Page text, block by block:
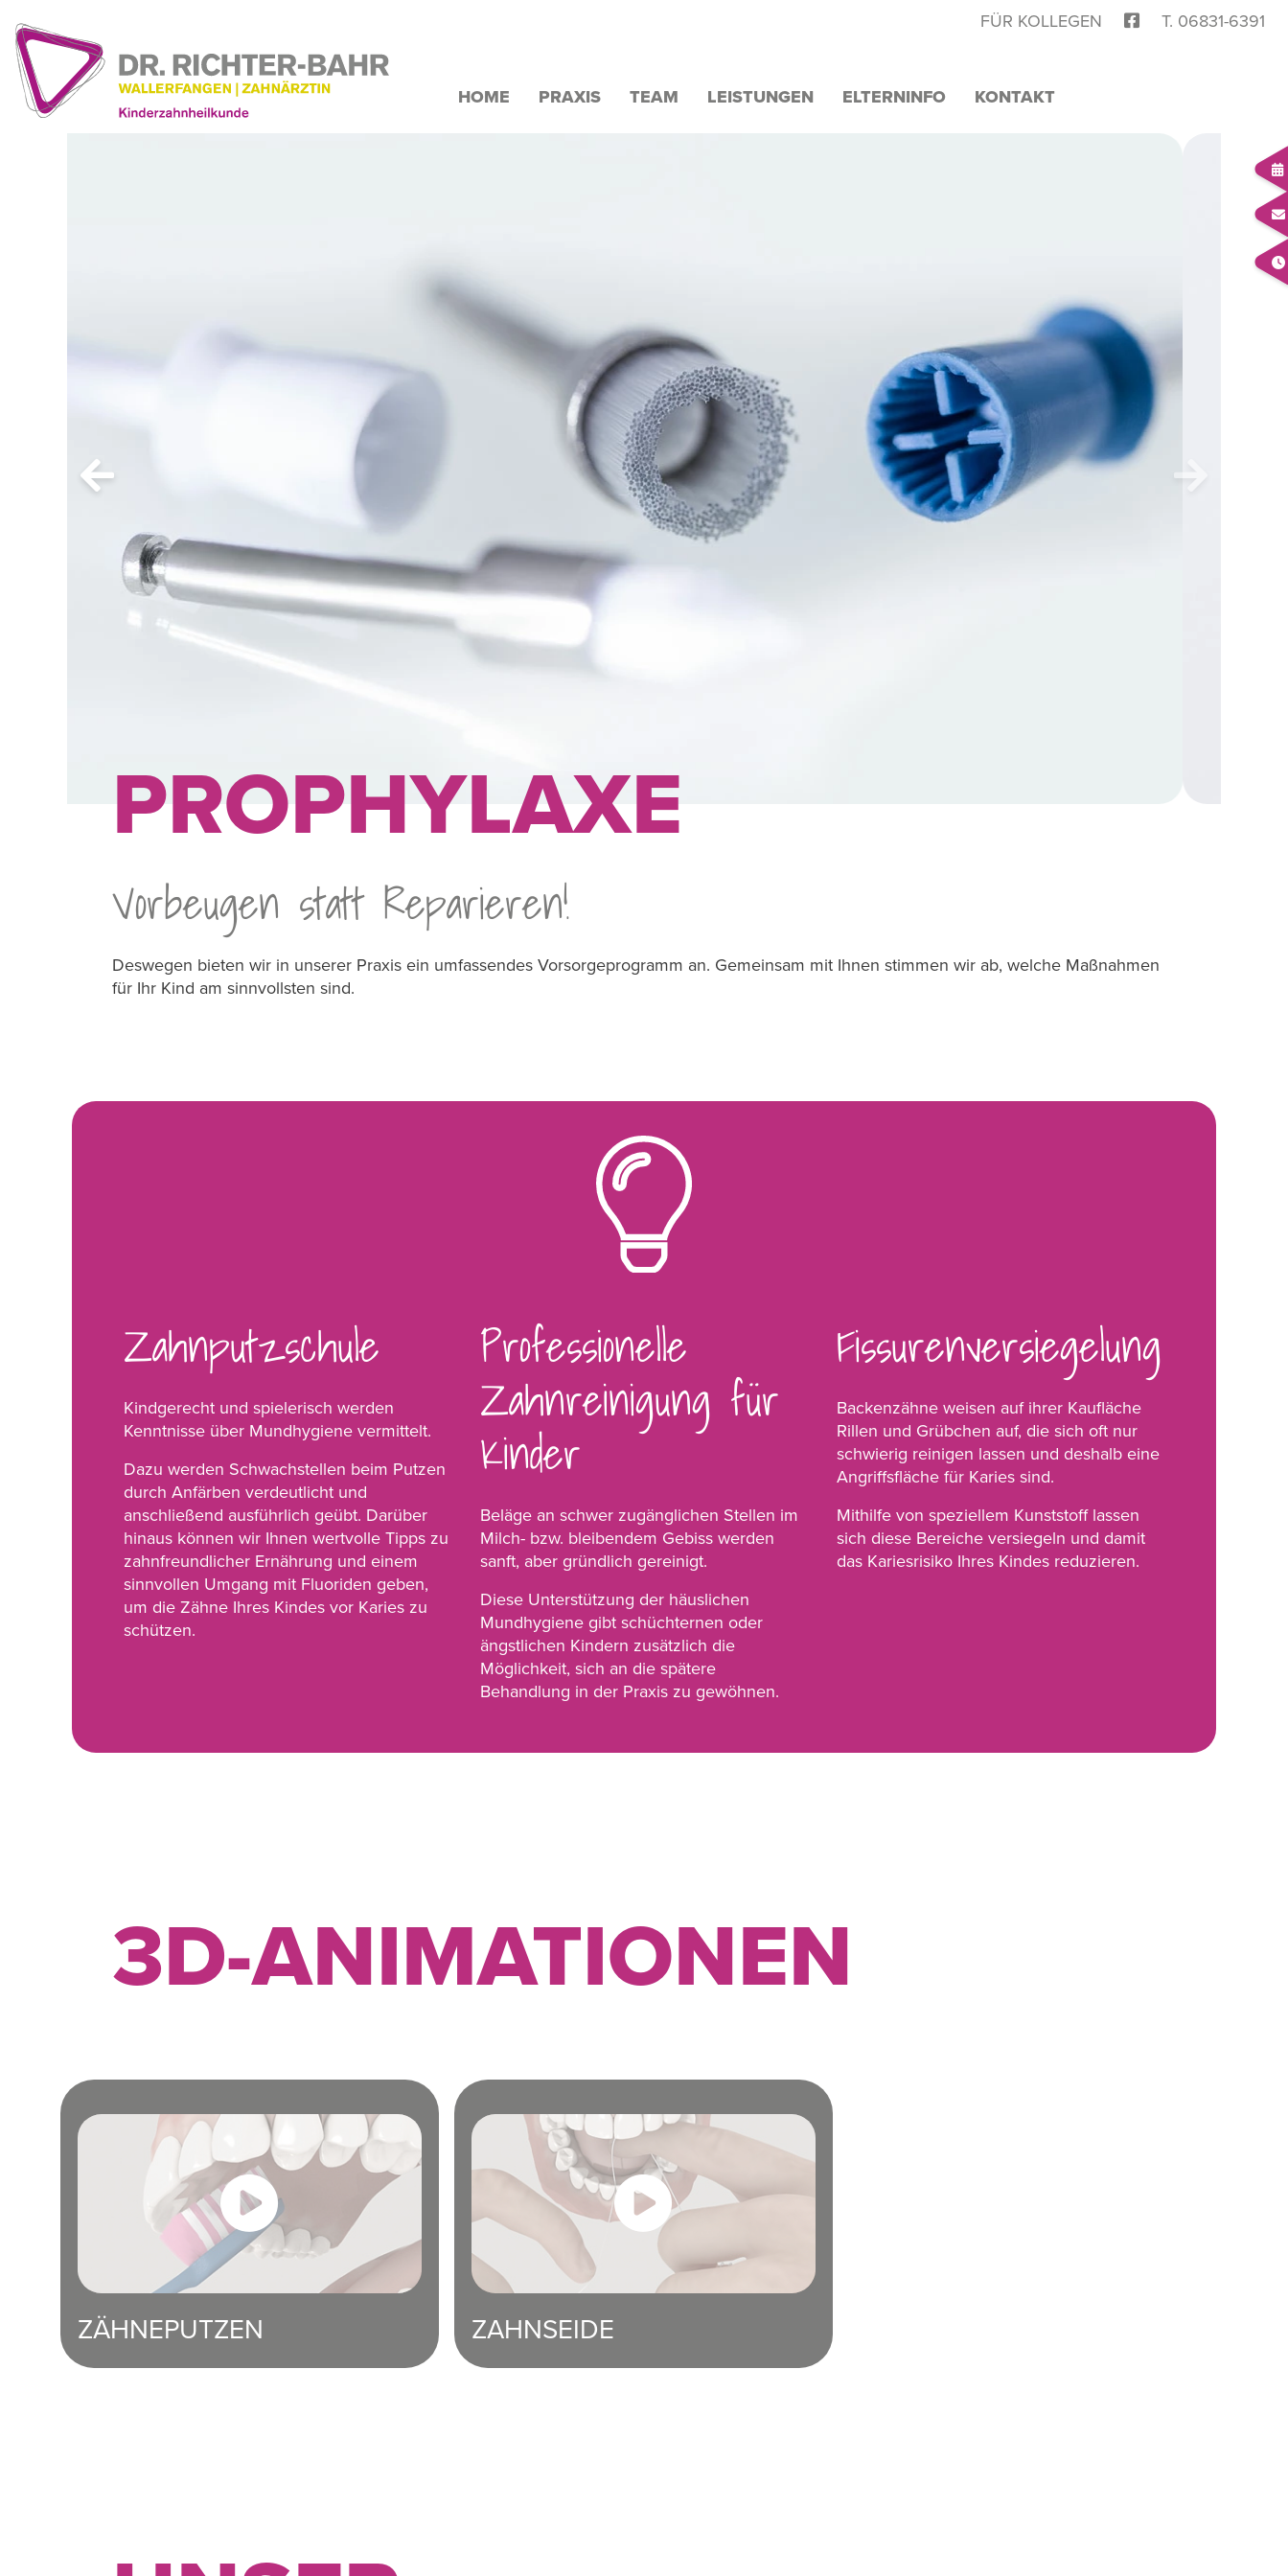
FÜR KOLLEGEN T. 06831-6391
HOME PRAXIS TEAM LEISTUNGEN ELTERNINFO KONTAKT
PROPHYLAXE
Vorbeugen statt Reparieren!
Deswegen bieten wir in unserer Praxis ein umfassendes Vorsorgeprogramm an. Gemeinsam mit Ihnen stimmen wir ab, welche Maßnahmen
für Ihr Kind am sinnvollsten sind.
Zahnputzschule
Kindgerecht und spielerisch werden
Kenntnisse über Mundhygiene vermittelt.
Dazu werden Schwachstellen beim Putzen
durch Anfärben verdeutlicht und
anschließend ausführlich geübt. Darüber
hinaus können wir Ihnen wertvolle Tipps zu
zahnfreundlicher Ernährung und einem
sinnvollen Umgang mit Fluoriden geben,
um die Zähne Ihres Kindes vor Karies zu
schützen.
Professionelle
Zahnreinigung für
Kinder
Beläge an schwer zugänglichen Stellen im
Milch- bzw. bleibendem Gebiss werden
sanft, aber gründlich gereinigt.
Diese Unterstützung der häuslichen
Mundhygiene gibt schüchternen oder
ängstlichen Kindern zusätzlich die
Möglichkeit, sich an die spätere
Behandlung in der Praxis zu gewöhnen.
Fissurenversiegelung
Backenzähne weisen auf ihrer Kaufläche
Rillen und Grübchen auf, die sich oft nur
schwierig reinigen lassen und deshalb eine
Angriffsfläche für Karies sind.
Mithilfe von speziellem Kunststoff lassen
sich diese Bereiche versiegeln und damit
das Kariesrisiko Ihres Kindes reduzieren.
3D-ANIMATIONEN
ZÄHNEPUTZEN ZAHNSEIDE